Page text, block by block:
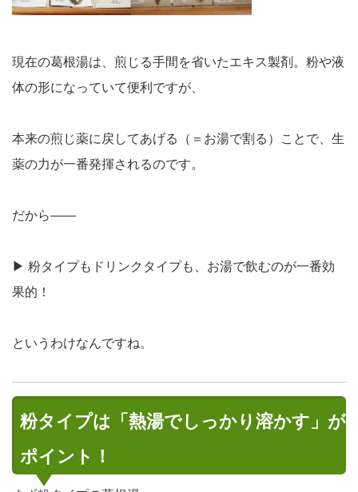
現在の葛根湯は、煎じる手間を省いたエキス製剤。粉や液
体の形になっていて便利ですが、
本来の煎じ薬に戻してあげる（＝お湯で割る）ことで、生
薬の力が一番発揮されるのです。
だから――
▶ 粉タイプもドリンクタイプも、 お湯で飲むのが一番効
果的！
というわけなんですね。
粉タイプは「熱湯でしっかり溶かす」が
ポイント！